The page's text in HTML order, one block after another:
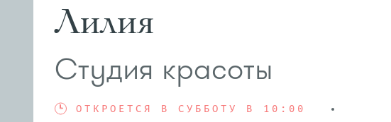
Лилия
Студия красоты
ОТКРОЕТСЯ В СУББОТУ В 10:00